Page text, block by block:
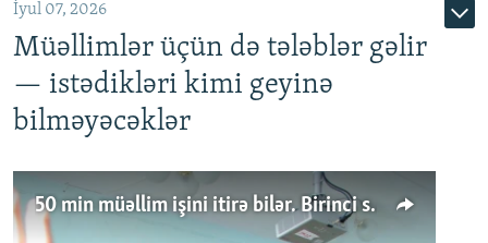
İyul 07, 2026
Müəllimlər üçün də tələblər gəlir
— istədikləri kimi geyinə
bilməyəcəklər
50 min müəllim işini itirə bilər. Birinci sinfə gedənlər azalır